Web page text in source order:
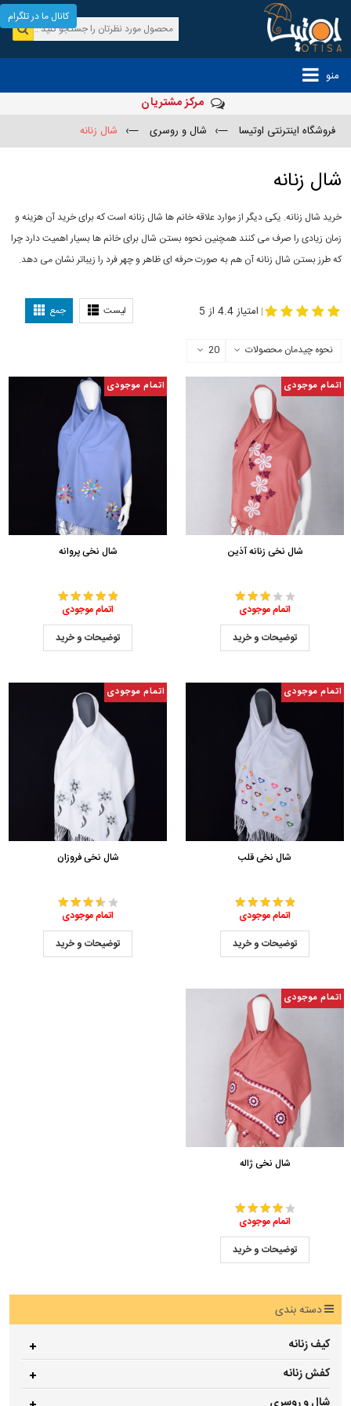
منو
مرکز مشتریان
فروشگاه اینترنتی اوتیسا —› شال و روسری —› شال زنانه
شال زنانه
خرید شال زنانه. یکی دیگر از موارد علاقه خانم ها شال زنانه است که برای خرید آن هزینه و
زمان زیادی را صرف می کنند همچنین نحوه بستن شال برای خانم ها بسیار اهمیت دارد چرا
که طرز بستن شال زنانه آن هم به صورت حرفه ای ظاهر و چهر فرد را زیباتر نشان می دهد.
لیست جمع | امتیاز 4.4 از 5
نحوه چیدمان محصولات 20
اتمام موجودی
شال نخی زنانه آذین
اتمام موجودی
توضیحات و خرید
اتمام موجودی
شال نخی پروانه
اتمام موجودی
توضیحات و خرید
اتمام موجودی
شال نخی قلب
اتمام موجودی
توضیحات و خرید
اتمام موجودی
شال نخی فروزان
اتمام موجودی
توضیحات و خرید
اتمام موجودی
شال نخی ژاله
اتمام موجودی
توضیحات و خرید
دسته بندی
کیف زنانه
کفش زنانه
کانال ما در تلگرام